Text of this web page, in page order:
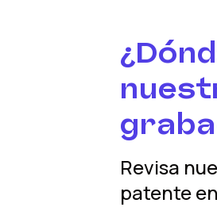
Revisa
patenteen